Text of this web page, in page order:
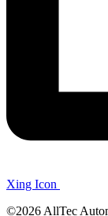
Xing Icon
©2026 AllTec